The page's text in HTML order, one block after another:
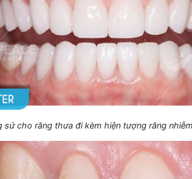
sứ cho răng thưa đi kèm hiện tượng răng